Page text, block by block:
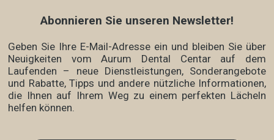
Abonnieren Sie unseren Newsletter!
Geben Sie Ihre E-Mail-Adresse ein und bleiben Sie über
Neuigkeiten vom Aurum Dental Centar auf dem
Laufenden – neue Dienstleistungen, Sonderangebote
und Rabatte, Tipps und andere nützliche Informationen,
die Ihnen auf Ihrem Weg zu einem perfekten Lächeln
helfen können.